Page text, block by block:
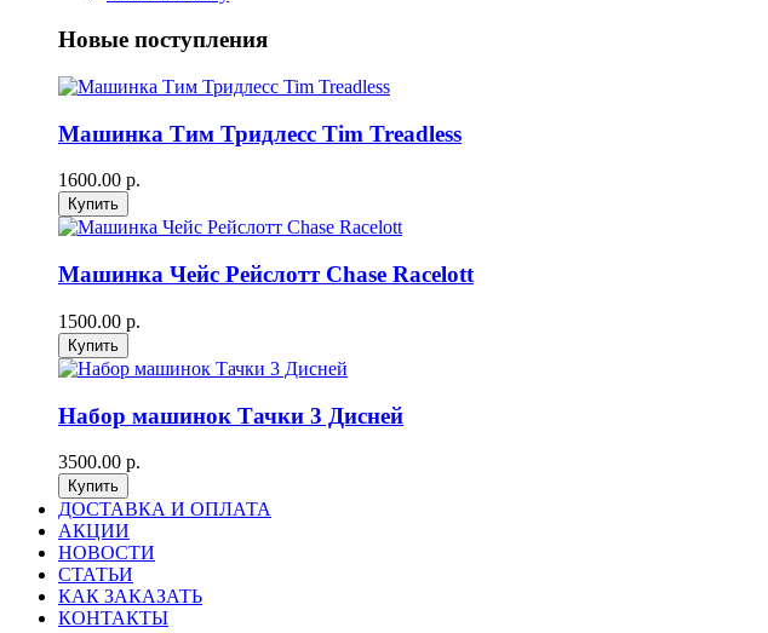
Новые поступления
Машинка Тим Тридлесс Tim Treadless
1600.00 р.
Машинка Чейс Рейслотт Chase Racelott
1500.00 р.
Набор машинок Тачки 3 Дисней
3500.00 р.
ДОСТАВКА И ОПЛАТА
АКЦИИ
НОВОСТИ
СТАТЬИ
КАК ЗАКАЗАТЬ
КОНТАКТЫ